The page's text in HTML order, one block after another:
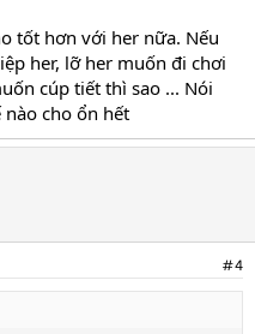
tốt hơn với her nữa. Nếu
her, lỡ her muốn đi chơi
cúp tiết thì sao ... Nói
cho ổn hết
#4